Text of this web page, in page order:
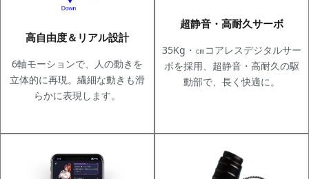
高自由度＆リアル設計
6軸モーションで、人の動きを
立体的に再現。繊細な動きも滑
らかに表現します。
超静音・高耐久サーボ
35Kg・㎝コアレスデジタルサー
ボを採用、超静音・高耐久の駆
動部で、長く快適に。